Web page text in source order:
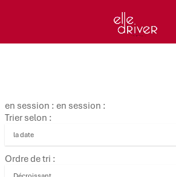
en session : en session :
Trier selon :
Ordre de tri :